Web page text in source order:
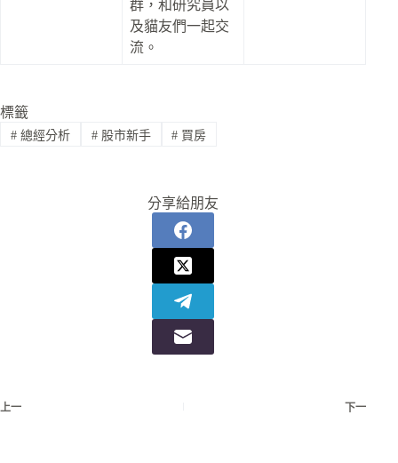
群，和研究員以
及貓友們一起交
流。
標籤
#總經分析 #股市新手 # 買房
分享給朋友
上一 下一